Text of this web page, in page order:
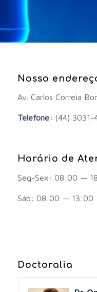
Nosso
Av. Carlos Correia
Telefone: (44) 3031-
Horário de
Seg-Sex: 08:00 —
Sáb: 08:00 — 13:00
Doctoralia